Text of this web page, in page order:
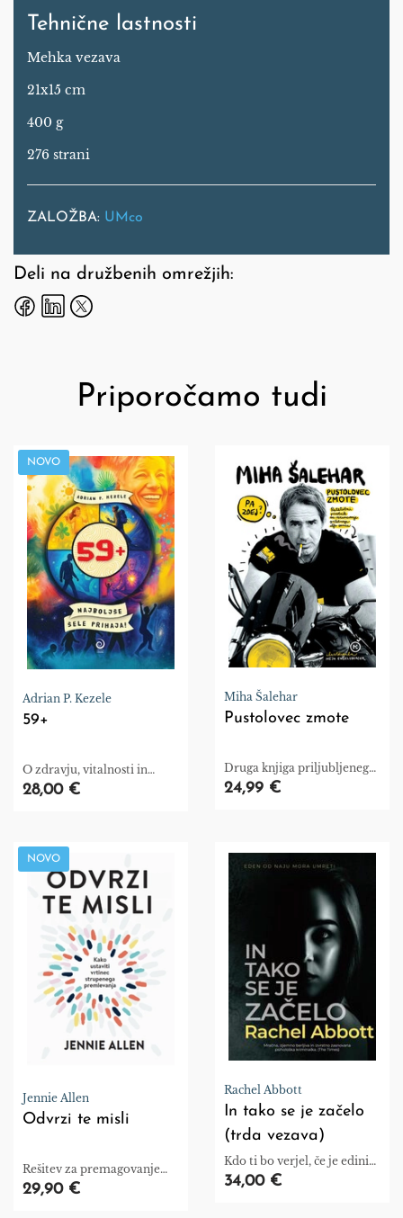
Tehnične lastnosti
Mehka vezava
21x15 cm
400 g
276 strani
ZALOŽBA: UMco
Deli na družbenih omrežjih:
Priporočamo tudi
NOVO
Adrian P. Kezele
59+
O zdravju, vitalnosti in
novih začetkih
28,00 €
Miha Šalehar
Pustolovec zmote
Druga knjiga priljubljenega
radijca Mihe Šaleharja,
24,99 €
NOVO
Jennie Allen
Odvrzi te misli
Rešitev za premagovanje
tesnobe, ki izhaja iz
29,90 €
Rachel Abbott
In tako se je začelo
(trda vezava)
Kdo ti bo verjel, če je edini
človek, ki je vedel, kaj se je
34,00 €